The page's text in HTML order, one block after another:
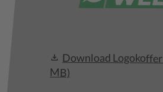
Download Logokoffer
MB)